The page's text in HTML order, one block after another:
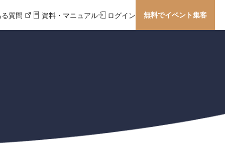
質問 資料・マニュアル ログイン 無料でイベント集客